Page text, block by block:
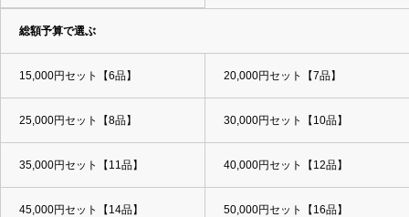
総額予算で選ぶ
15,000円セット【6品】 20,000円セット【7品】
25,000円セット【8品】 30,000円セット【10品】
35,000円セット【11品】 40,000円セット【12品】
45,000円セット【14品】 50,000円セット【16品】